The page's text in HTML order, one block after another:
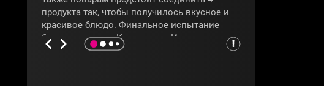
продукта так, чтобы получилось вкусное и
красивое блюдо. Финальное испытание
будут оценивать Константин Ивлев и
Владимир Пресняков. Они продегустируют